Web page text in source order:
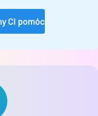
Ci pomóc